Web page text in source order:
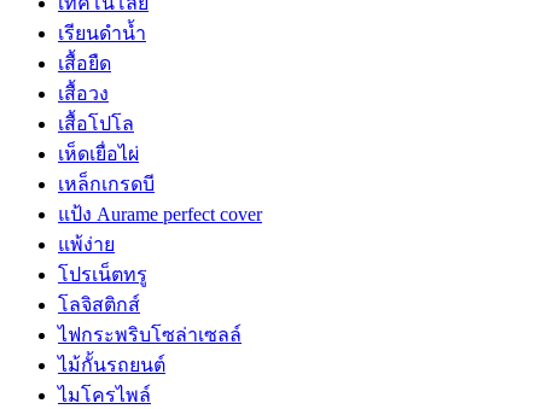
เรียนดำน้ำ
เสื้อยืด
เสื้อวง
เสื้อโปโล
เห็ดเยื่อไผ่
เหล็กเกรดบี
แป้ง Aurame perfect cover
แพ้ง่าย
โปรเน็ตทรู
โลจิสติกส์
ไฟกระพริบโซล่าเซลล์
ไม้กั้นรถยนต์
ไมโครไพล์